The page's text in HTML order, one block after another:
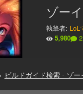
ゾー
執筆者: LoL
5,980
2
ビルドガイド検索 - ゾー